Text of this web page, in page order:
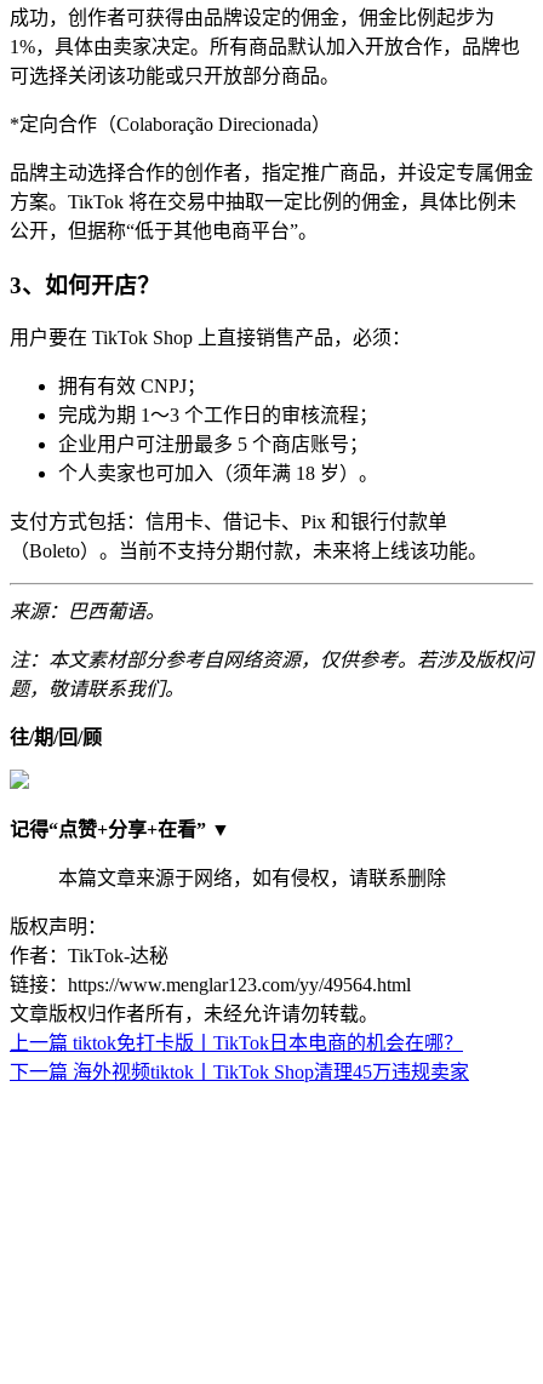
成功，创作者可获得由品牌设定的佣金，佣金比例起步为
1%，具体由卖家决定。所有商品默认加入开放合作，品牌也
可选择关闭该功能或只开放部分商品。
*定向合作（Colaboração Direcionada）
品牌主动选择合作的创作者，指定推广商品，并设定专属佣金
方案。TikTok 将在交易中抽取一定比例的佣金，具体比例未
公开，但据称“低于其他电商平台”。
3、如何开店？
用户要在 TikTok Shop 上直接销售产品，必须：
拥有有效 CNPJ；
完成为期 1～3 个工作日的审核流程；
企业用户可注册最多 5 个商店账号；
个人卖家也可加入（须年满 18 岁）。
支付方式包括：信用卡、借记卡、Pix 和银行付款单
（Boleto）。当前不支持分期付款，未来将上线该功能。
来源：巴西葡语。
注：本文素材部分参考自网络资源，仅供参考。若涉及版权问
题，敬请联系我们。
往/期/回/顾
记得“点赞+分享+在看” ▼
本篇文章来源于网络，如有侵权，请联系删除
版权声明：
作者：TikTok-达秘
链接：https://www.menglar123.com/yy/49564.html
文章版权归作者所有，未经允许请勿转载。
上一篇 tiktok免打卡版丨TikTok日本电商的机会在哪？
下一篇 海外视频tiktok丨TikTok Shop清理45万违规卖家